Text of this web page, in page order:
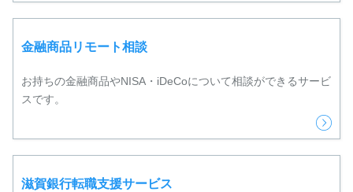
金融商品リモート相談
お持ちの金融商品やNISA・iDeCoについて相談ができるサービ
スです。
滋賀銀行転職支援サービス